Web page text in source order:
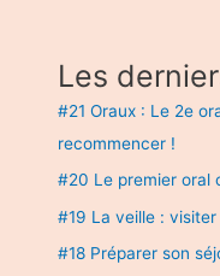
Les
#21 Oraux : Le 2e
recommencer !
#20 Le premier oral
#19 La veille :
#18 Préparer son